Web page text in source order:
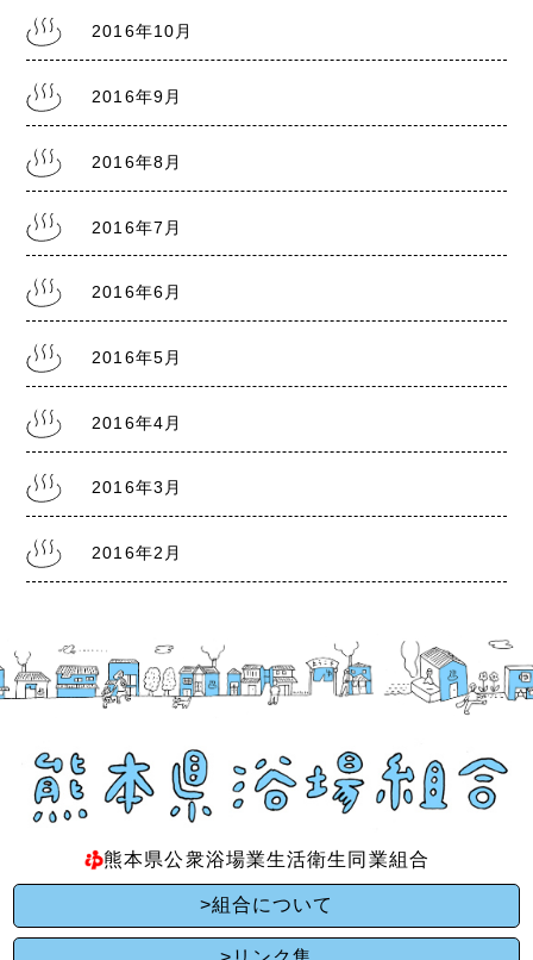
2016年10月
2016年9月
2016年8月
2016年7月
2016年6月
2016年5月
2016年4月
2016年3月
2016年2月
熊本県公衆浴場業生活衛生同業組合
>組合について